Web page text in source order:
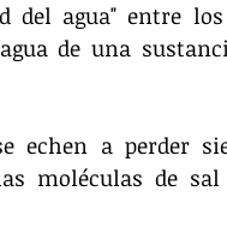
del agua" entre
de una
echen a perder
moléculas de